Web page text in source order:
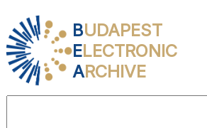
BUDAPEST
ELECTRONIC
ARCHIVE